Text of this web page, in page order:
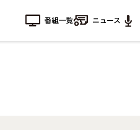
番組一覧 ニュース